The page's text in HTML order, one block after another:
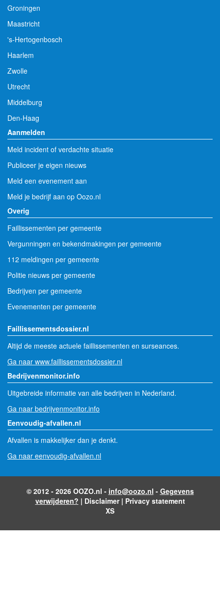
Groningen
Maastricht
's-Hertogenbosch
Haarlem
Zwolle
Utrecht
Middelburg
Den-Haag
Aanmelden
Meld incident of verdachte situatie
Publiceer je eigen nieuws
Meld een evenement aan
Meld je bedrijf aan op Oozo.nl
Overig
Faillissementen per gemeente
Vergunningen en bekendmakingen per gemeente
112 meldingen per gemeente
Politie nieuws per gemeente
Bedrijven per gemeente
Evenementen per gemeente
Faillissementsdossier.nl
Altijd de meeste actuele faillissementen en surseances.
Ga naar www.faillissementsdossier.nl
Bedrijvenmonitor.info
Uitgebreide informatie van alle bedrijven in Nederland.
Ga naar bedrijvenmonitor.info
Eenvoudig-afvallen.nl
Afvallen is makkelijker dan je denkt.
Ga naar eenvoudig-afvallen.nl
© 2012 - 2026 OOZO.nl - info@oozo.nl - Gegevens
verwijderen? | Disclaimer| Privacy statement
XS